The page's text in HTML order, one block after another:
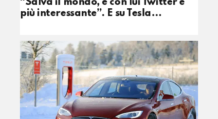
“Salva il mondo, e con lui Twitter è
più interessante”. E su Tesla…